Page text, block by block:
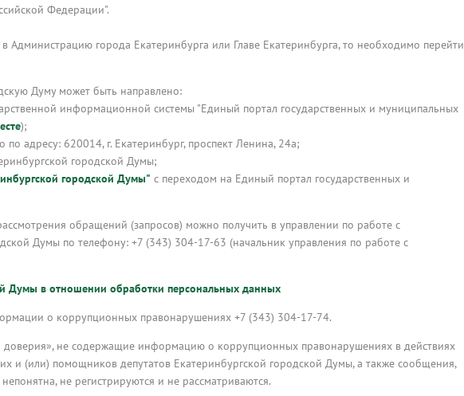
Федерации".
Администрацию города Екатеринбурга или Главе Екатеринбурга, то необходимо перейти
Думу может быть направлено:
информационной системы "Единый портал государственных и муниципальных
);
адресу: 620014, г. Екатеринбург, проспект Ленина, 24а;
городской Думы;
городской Думы" с переходом на Единый портал государственных и
обращений (запросов) можно получить в управлении по работе с
Думы по телефону: +7 (343) 304-17-63 (начальник управления по работе с
Думы в отношении обработки персональных данных
о коррупционных правонарушениях +7 (343) 304-17-74.
не содержащие информацию о коррупционных правонарушениях в действиях
и (или) помощников депутатов Екатеринбургской городской Думы, а также сообщения,
не регистрируются и не рассматриваются.